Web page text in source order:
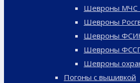
Шевроны МЧС
Шевроны
Шевроны
Шевроны
Шевроны
Погоны с вышивкой